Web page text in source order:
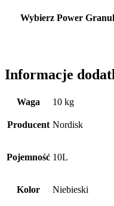
Wybierz Power
Informacje
Waga 10 kg
Producent Nordisk
Pojemność 10L
Kolor Niebieski